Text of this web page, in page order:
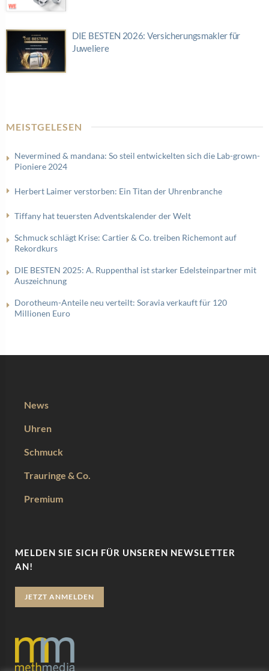
DIE BESTEN 2026: Versicherungsmakler für
Juweliere
MEISTGELESEN
Nevermined & mandana: So steil entwickelten sich die Lab-grown-
Pioniere 2024
Herbert Laimer verstorben: Ein Titan der Uhrenbranche
Tiffany hat teuersten Adventskalender der Welt
Schmuck schlägt Krise: Cartier & Co. treiben Richemont auf
Rekordkurs
DIE BESTEN 2025: A. Ruppenthal ist starker Edelsteinpartner mit
Auszeichnung
Dorotheum-Anteile neu verteilt: Soravia verkauft für 120
Millionen Euro
News
Uhren
Schmuck
Trauringe & Co.
Premium
MELDEN SIE SICH FÜR UNSEREN NEWSLETTER
AN!
JETZT ANMELDEN